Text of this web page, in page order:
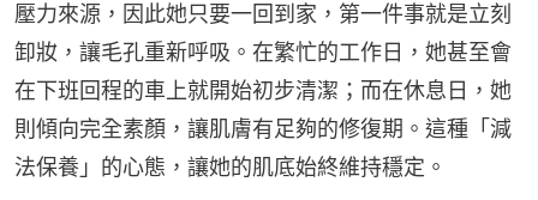
壓力來源，因此她只要一回到家，第一件事就是立刻
卸妝，讓毛孔重新呼吸。在繁忙的工作日，她甚至會
在下班回程的車上就開始初步清潔；而在休息日，她
則傾向完全素顏，讓肌膚有足夠的修復期。這種「減
法保養」的心態，讓她的肌底始終維持穩定。